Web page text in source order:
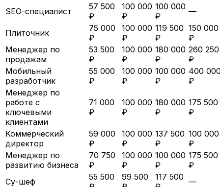
SEO-специалист
57 500
₽
100 000
₽
100 000
₽
—
Плиточник
75 000
₽
100 000
₽
119 500
₽
150 000
₽
Менеджер по
продажам
53 500
₽
100 000
₽
180 000
₽
260 250
₽
Мобильный
разработчик
55 000
₽
100 000
₽
100 000
₽
400
₽
Менеджер по
работе с
ключевыми
клиентами
71 000
₽
100 000
₽
180 000
₽
175 500
₽
Коммерческий
директор
59 000
₽
100 000
₽
137 500
₽
100 000
₽
Менеджер по
развитию бизнеса
70 750
₽
100 000
₽
100 000
₽
175 500
₽
Су-шеф
55 500
99 500
117 500 —